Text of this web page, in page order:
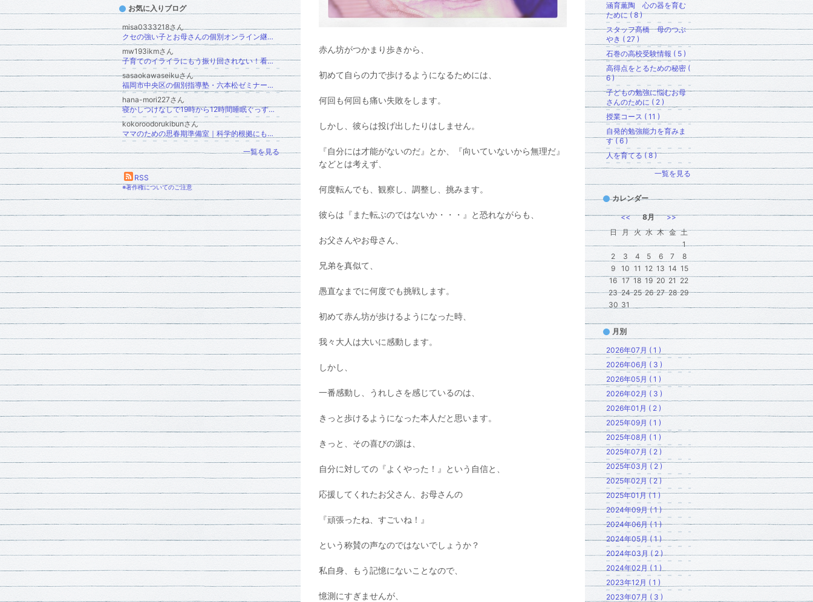
赤ん坊がつかまり歩きから、
初めて自らの力で歩けるようになるためには、
何回も何回も痛い失敗をします。
しかし、彼らは投げ出したりはしません。
『自分には才能がないのだ』とか、『向いていないから無理だ』
などとは考えず、
何度転んでも、観察し、調整し、挑みます。
彼らは『また転ぶのではないか・・・』と恐れながらも、
お父さんやお母さん、
兄弟を真似て、
愚直なまでに何度でも挑戦します。
初めて赤ん坊が歩けるようになった時、
我々大人は大いに感動します。
しかし、
一番感動し、うれしさを感じているのは、
きっと歩けるようになった本人だと思います。
きっと、その喜びの源は、
自分に対しての『よくやった！』という自信と、
応援してくれたお父さん、お母さんの
『頑張ったね、すごいね！』
という称賛の声なのではないでしょうか？
私自身、もう記憶にないことなので、
憶測にすぎませんが、
お気に入りブログ
misa0333218さん
クセの強い子とお母さんの個別オンライン継続相談＊宿題/発達/支援級＊特別支援学級元小学校教師うえみん先生＊上野美佐
mw193ikmさん
子育てのイライラにもう振り回されない！看護師・助産師歴22年×自慈心メンタルコーチングでお悩み解決！
sasaokawaseikuさん
福岡市中央区の個別指導塾・六本松ゼミナールのブログ
hana-mori227さん
寝かしつけなしで19時から12時間睡眠ぐっすり眠るメソッドで100人以上のママの寝不足解消！ミラクルねんねメソッド大公開！
kokoroodorukibunさん
ママのための思春期準備室｜科学的根拠にもとづく幸せな子育て
一覧を見る
RSS
※著作権についてのご注意
涵育薫陶 心の器を育む
ために ( 8 )
スタッフ髙橋 母のつぶ
やき ( 27 )
石巻の高校受験情報 ( 5 )
高得点をとるための秘密 (
6 )
子どもの勉強に悩むお母
さんのために ( 2 )
授業コース ( 11 )
自発的勉強能力を育みま
す ( 6 )
人を育てる ( 8 )
一覧を見る
カレンダー
<< 8月
>>
日 月 火 水 木 金 土
1
2
3 4 5 6 7
8
9
10 11 12 13 14 15
16 17 18 19 20 21 22
23 24 25 26 27 28 29
30 31
月別
2026年07月 ( 1 )
2026年06月 ( 3 )
2026年05月 ( 1 )
2026年02月 ( 3 )
2026年01月 ( 2 )
2025年09月 ( 1 )
2025年08月 ( 1 )
2025年07月 ( 2 )
2025年03月 ( 2 )
2025年02月 ( 2 )
2025年01月 ( 1 )
2024年09月 ( 1 )
2024年06月 ( 1 )
2024年05月 ( 1 )
2024年03月 ( 2 )
2024年02月 ( 1 )
2023年12月 ( 1 )
2023年07月 ( 3 )